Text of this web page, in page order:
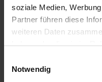
soziale Medien,
Partner führen diese
weiteren Daten
haben oder die sie im
Cookies, wenn Sie
Notwendig
Merken